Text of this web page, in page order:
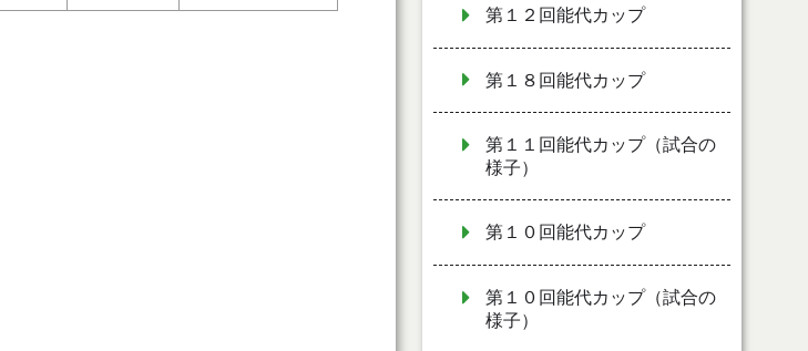
第１２回能代カップ
第１８回能代カップ
第１１回能代カップ（試合の
様子）
第１０回能代カップ
第１０回能代カップ（試合の
様子）